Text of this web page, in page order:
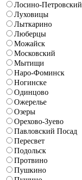
Лосино-Петровский
Луховицы
Лыткарино
Люберцы
Можайск
Московский
Мытищи
Наро-Фоминск
Ногинске
Одинцово
Ожерелье
Озеры
Орехово-Зуево
Павловский Посад
Пересвет
Подольск
Протвино
Пушкино